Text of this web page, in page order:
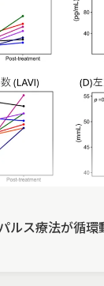
ルス療法が循環